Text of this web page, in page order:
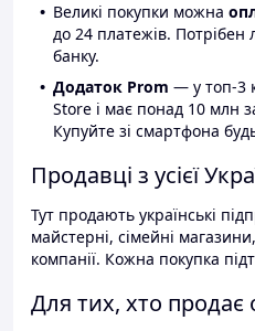
Великі покупки можна
до 24 платежів. Потрібен
банку.
Додаток Prom — у топ-3
Store і має понад 10 млн
Купуйте зі смартфона
Продавці з усієї
Тут продають українські
майстерні, сімейні
компанії. Кожна покупка
Для тих, хто продає